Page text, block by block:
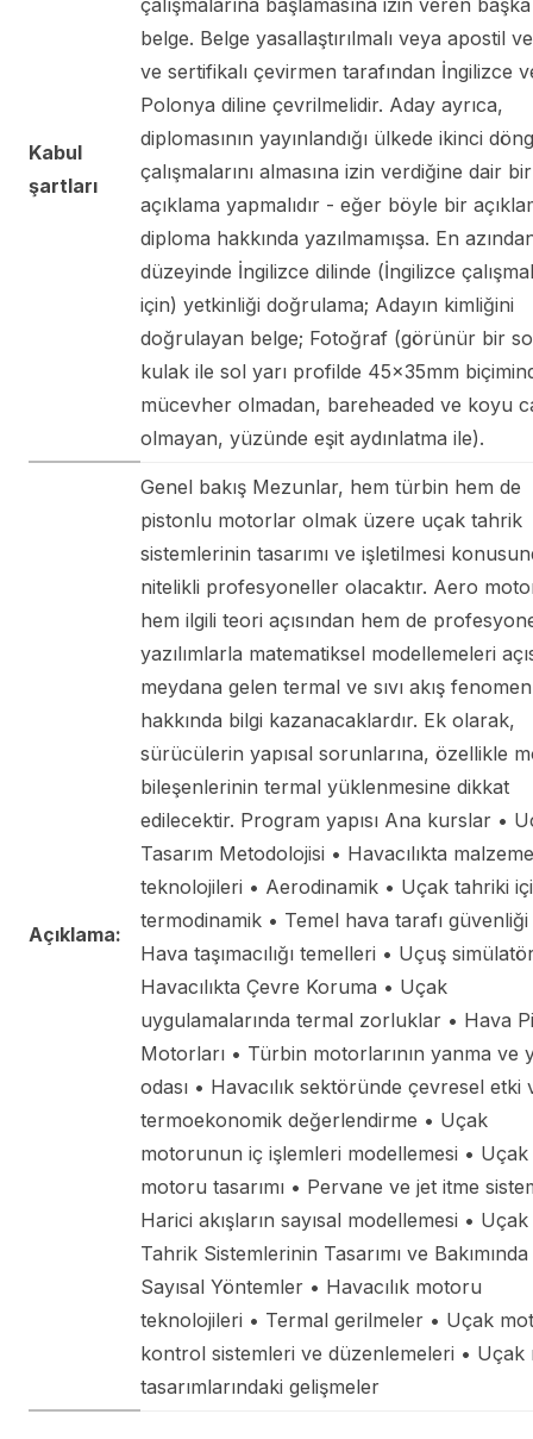
Kabul
şartları
belge. Belge yasallaştırılmalı veya apostil
ve sertifikalı çevirmen tarafından İngilizce
Polonya diline çevrilmelidir. Aday ayrıca,
diplomasının yayınlandığı ülkede ikinci
çalışmalarını almasına izin verdiğine dair bir
açıklama yapmalıdır - eğer böyle bir
diploma hakkında yazılmamışsa. En
düzeyinde İngilizce dilinde (İngilizce
için) yetkinliği doğrulama; Adayın kimliğini
doğrulayan belge; Fotoğraf (görünür bir
kulak ile sol yarı profilde 45x35mm
mücevher olmadan, bareheaded ve koyu
olmayan, yüzünde eşit aydınlatma ile).
Açıklama:
Genel bakış Mezunlar, hem türbin hem de
pistonlu motorlar olmak üzere uçak tahrik
sistemlerinin tasarımı ve işletilmesi
nitelikli profesyoneller olacaktır. Aero
hem ilgili teori açısından hem de
yazılımlarla matematiksel modellemeleri
meydana gelen termal ve sıvı akış
hakkında bilgi kazanacaklardır. Ek olarak,
sürücülerin yapısal sorunlarına, özellikle
bileşenlerinin termal yüklenmesine dikkat
edilecektir. Program yapısı Ana kurslar •
Tasarım Metodolojisi • Havacılıkta malzeme
teknolojileri • Aerodinamik • Uçak tahriki
termodinamik • Temel hava tarafı güvenliği
Hava taşımacılığı temelleri • Uçuş
Havacılıkta Çevre Koruma • Uçak
uygulamalarında termal zorluklar • Hava
Motorları • Türbin motorlarının yanma ve
odası • Havacılık sektöründe çevresel etki
termoekonomik değerlendirme • Uçak
motorunun iç işlemleri modellemesi • Uçak
motoru tasarımı • Pervane ve jet itme
Harici akışların sayısal modellemesi • Uçak
Tahrik Sistemlerinin Tasarımı ve Bakımında
Sayısal Yöntemler • Havacılık motoru
teknolojileri • Termal gerilmeler • Uçak
kontrol sistemleri ve düzenlemeleri • Uçak
tasarımlarındaki gelişmeler